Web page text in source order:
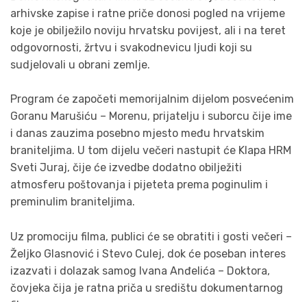
arhivske zapise i ratne priče donosi pogled na vrijeme
koje je obilježilo noviju hrvatsku povijest, ali i na teret
odgovornosti, žrtvu i svakodnevicu ljudi koji su
sudjelovali u obrani zemlje.
Program će započeti memorijalnim dijelom posvećenim
Goranu Marušiću – Morenu, prijatelju i suborcu čije ime
i danas zauzima posebno mjesto među hrvatskim
braniteljima. U tom dijelu večeri nastupit će Klapa HRM
Sveti Juraj, čije će izvedbe dodatno obilježiti
atmosferu poštovanja i pijeteta prema poginulim i
preminulim braniteljima.
Uz promociju filma, publici će se obratiti i gosti večeri –
Željko Glasnović i Stevo Culej, dok će poseban interes
izazvati i dolazak samog Ivana Anđelića – Doktora,
čovjeka čija je ratna priča u središtu dokumentarnog